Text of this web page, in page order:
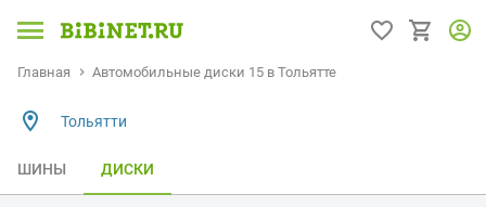
Главная Автомобильные диски 15 в Тольятте
Тольятти
ШИНЫ ДИСКИ